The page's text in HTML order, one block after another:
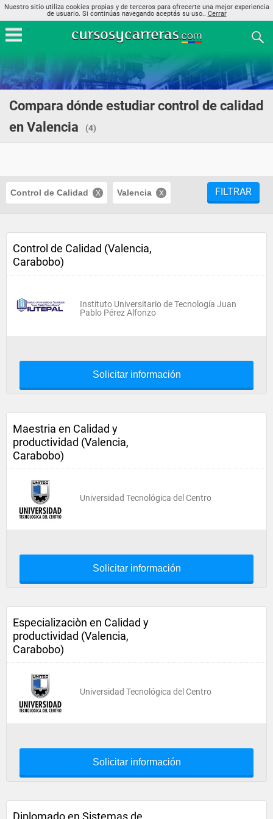
Nuestro sitio utiliza cookies propias y de terceros para ofrecerte una mejor experiencia
de usuario. Si continúas navegando aceptás su uso.. Cerrar
Compara dónde estudiar control de calidad
en Valencia
(4)
Control de Calidad Valencia FILTRAR
Control de Calidad (Valencia,
Carabobo)
Instituto Universitario de Tecnología Juan
Pablo Pérez Alfonzo
Solicitar información
Maestria en Calidad y
productividad (Valencia,
Carabobo)
Universidad Tecnológica del Centro
Solicitar información
Especializaciòn en Calidad y
productividad (Valencia,
Carabobo)
Universidad Tecnológica del Centro
Solicitar información
Diplomado en Sistemas de